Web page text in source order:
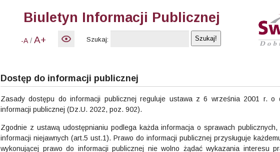
Biuletyn Informacji Publicznej
-A / A+ Szukaj:
Dostęp do informacji publicznej
Zasady dostępu do informacji publicznej reguluje ustawa z 6 września 2001 r. o
informacji publicznej (Dz.U. 2022, poz. 902).
Zgodnie z ustawą udostępnianiu podlega każda informacja o sprawach publicznych,
informacji niejawnych (art.5 ust.1). Prawo do informacji publicznej przysługuje
wykonującej prawo do informacji publicznej nie wolno żądać wykazania interesu